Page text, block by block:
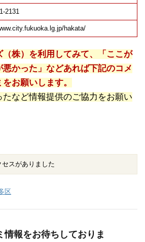
2131
hakata/
（株）を利用してみて、「ここが
悪かった」などあれば下記のコメ
お願いします。
たなど情報提供のご協力をお願い
スがありました
区
情報をお待ちしておりま